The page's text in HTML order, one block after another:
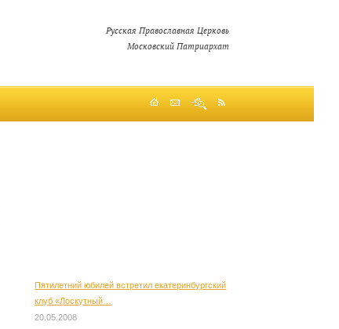
Русская Православная Церковь
Московский Патриархат
Пятилетний юбилей встретил екатеринбургский
клуб «Лоскутный…
20.05.2008